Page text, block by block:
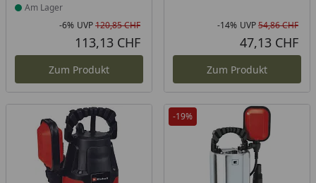
Am Lager
Rabatt in Prozent
-6%
Ursprünglicher Preis
UVP120,85 CHF
113,13 CHF
Zum Produkt
-14% UVP54,86 CHF
47,13 CHF
Zum Produkt
-19%